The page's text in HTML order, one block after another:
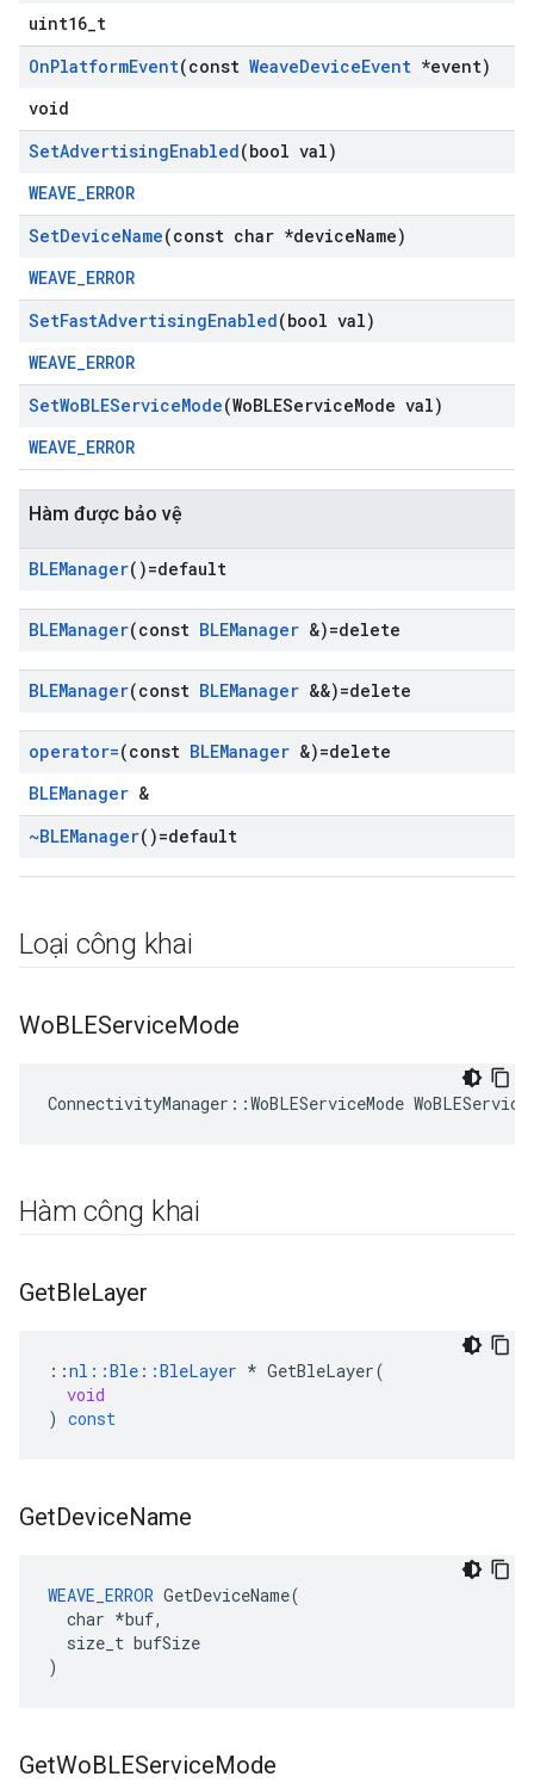
uint16_t
OnPlatformEvent(const WeaveDeviceEvent *event)
void
SetAdvertisingEnabled(bool val)
WEAVE_ERROR
SetDeviceName(const char *deviceName)
WEAVE_ERROR
SetFastAdvertisingEnabled(bool val)
WEAVE_ERROR
SetWoBLEServiceMode(WoBLEServiceMode val)
WEAVE_ERROR
Hàm được bảo vệ
BLEManager()=default
BLEManager(const BLEManager &)=delete
BLEManager(const BLEManager &&)=delete
operator=(const BLEManager &)=delete
BLEManager &
~BLEManager()=default
Loại công khai
WoBLEServiceMode
ConnectivityManager::WoBLEServiceMode
Hàm công khai
GetBleLayer
::nl ::Ble ::BleLayer * GetBleLayer(
void
) const
GetDeviceName
WEAVE_ERROR GetDeviceName(
  char *buf,
  size_t bufSize
)
GetWoBLEServiceMode